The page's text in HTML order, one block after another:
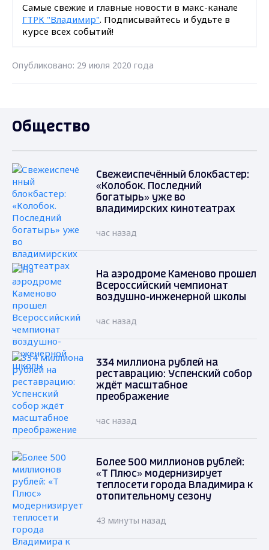
Самые свежие и главные новости в макс-канале
ГТРК "Владимир". Подписывайтесь и будьте в
курсе всех событий!
Опубликовано: 29 июля 2020 года
Общество
Свежеиспечённый блокбастер:
«Колобок. Последний
богатырь» уже во
владимирских кинотеатрах
час назад
На аэродроме Каменово прошел
Всероссийский чемпионат
воздушно-инженерной школы
час назад
334 миллиона рублей на
реставрацию: Успенский собор
ждёт масштабное
преображение
час назад
Более 500 миллионов рублей:
«Т Плюс» модернизирует
теплосети города Владимира к
отопительному сезону
43 минуты назад